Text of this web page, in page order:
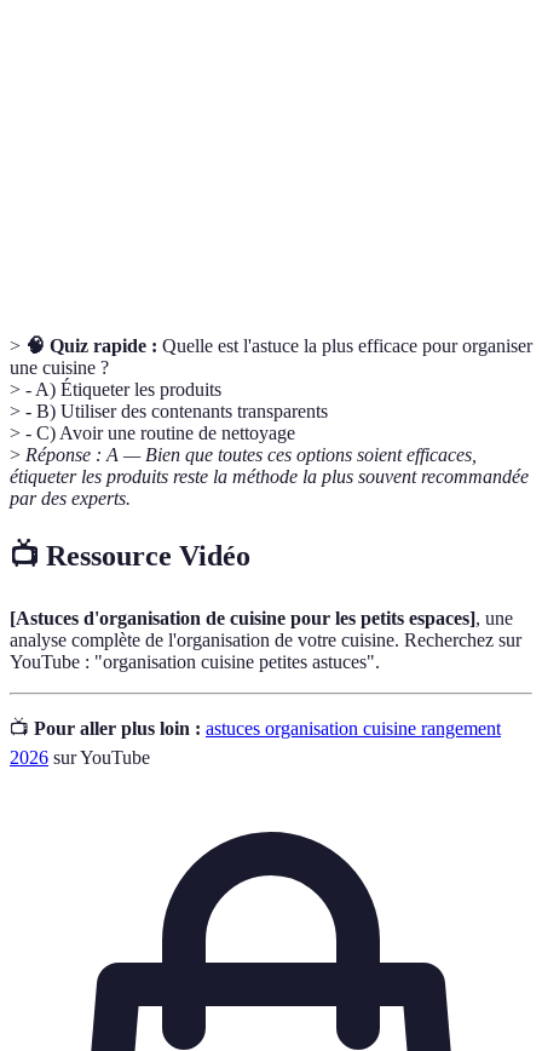
> 🧠 Quiz rapide : Quelle est l'astuce la plus efficace pour organiser
une cuisine ?
> - A) Étiqueter les produits
> - B) Utiliser des contenants transparents
> - C) Avoir une routine de nettoyage
> Réponse : A — Bien que toutes ces options soient efficaces,
étiqueter les produits reste la méthode la plus souvent recommandée
par des experts.
📺 Ressource Vidéo
[Astuces d'organisation de cuisine pour les petits espaces], une
analyse complète de l'organisation de votre cuisine. Recherchez sur
YouTube : "organisation cuisine petites astuces".
📺 Pour aller plus loin : astuces organisation cuisine rangement
2026 sur YouTube